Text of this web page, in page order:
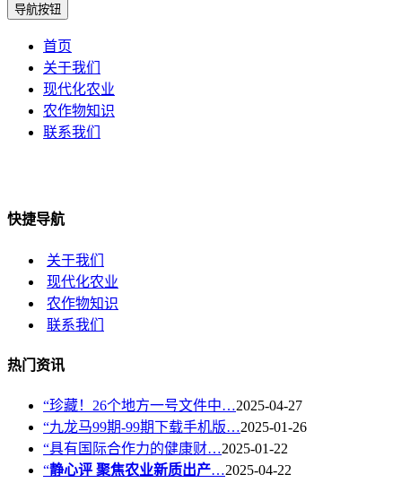
导航按钮
首页
关于我们
现代化农业
农作物知识
联系我们
快捷导航
关于我们
现代化农业
农作物知识
联系我们
热门资讯
“珍藏！26个地方一号文件中…2025-04-27
“九龙马99期-99期下载手机版…2025-01-26
“具有国际合作力的健康财…2025-01-22
“静心评 聚焦农业新质出产…2025-04-22